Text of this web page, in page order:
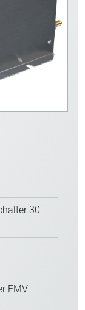
30
EMV-